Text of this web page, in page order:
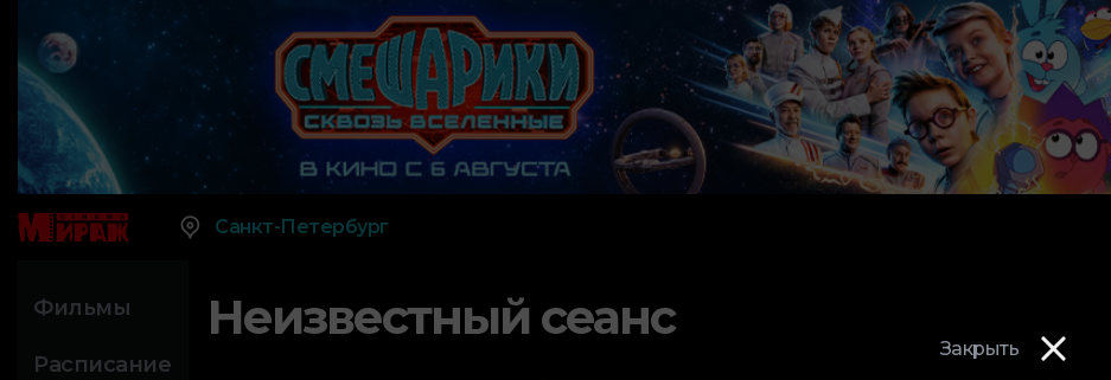
Закрыть
Санкт-Петербург
Фильмы
Расписание
Неизвестный сеанс